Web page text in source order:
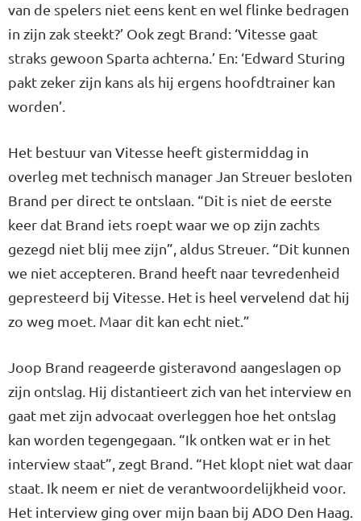
van de spelers niet eens kent en wel flinke bedragen
in zijn zak steekt?’ Ook zegt Brand: ‘Vitesse gaat
straks gewoon Sparta achterna.’ En: ‘Edward Sturing
pakt zeker zijn kans als hij ergens hoofdtrainer kan
worden’.
Het bestuur van Vitesse heeft gistermiddag in
overleg met technisch manager Jan Streuer besloten
Brand per direct te ontslaan. “Dit is niet de eerste
keer dat Brand iets roept waar we op zijn zachts
gezegd niet blij mee zijn”, aldus Streuer. “Dit kunnen
we niet accepteren. Brand heeft naar tevredenheid
gepresteerd bij Vitesse. Het is heel vervelend dat hij
zo weg moet. Maar dit kan echt niet.”
Joop Brand reageerde gisteravond aangeslagen op
zijn ontslag. Hij distantieert zich van het interview en
gaat met zijn advocaat overleggen hoe het ontslag
kan worden tegengegaan. “Ik ontken wat er in het
interview staat”, zegt Brand. “Het klopt niet wat daar
staat. Ik neem er niet de verantwoordelijkheid voor.
Het interview ging over mijn baan bij ADO Den Haag.